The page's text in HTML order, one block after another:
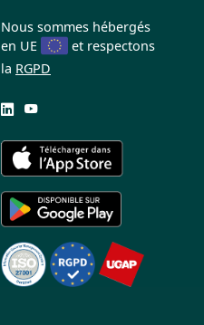
Nous sommes hébergés
en UE
et respectons
la RGPD